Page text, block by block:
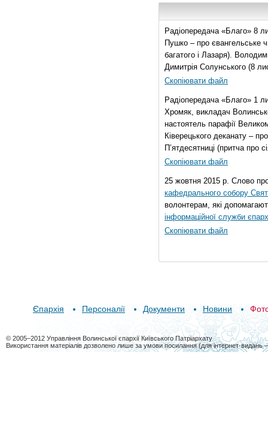
Радіопередача «Благо» 8
Пушко – про євангельське
багатого і Лазаря).
Димитрія Солунського (8
Скопіювати файл
Радіопередача «Благо» 1
Хромяк, викладач
настоятель парафії
Ківерецького деканату –
П’ятдесятниці (притча про
Скопіювати файл
25 жовтня 2015 р. Слово
кафедрального собору
волонтерам, які
інформаційної служби
Скопіювати файл
Єпархія Персоналії Документи Новини
© 2005–2012 Управління Волинської єпархії Київського Патріархату
Використання матеріалів дозволено лише за умови посилання (для інтернет-видань